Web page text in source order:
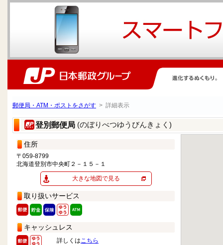
郵便局・ATM・ポストをさがす > 詳細表示
登別郵便局 (のぼりべつゆうびんきょく)
住所
〒059-8799
北海道登別市中央町２－１５－１
大きな地図で見る
取り扱いサービス
キャッシュレス
詳しくはこちら